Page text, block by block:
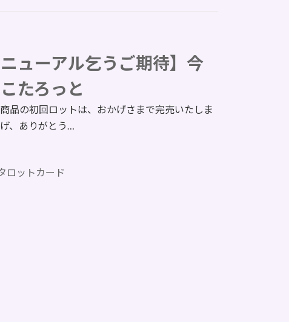
ニューアル乞うご期待】今
たろっと
品の初回ロットは、おかげさまで完売いたしま
、ありがとう…
ロットカード